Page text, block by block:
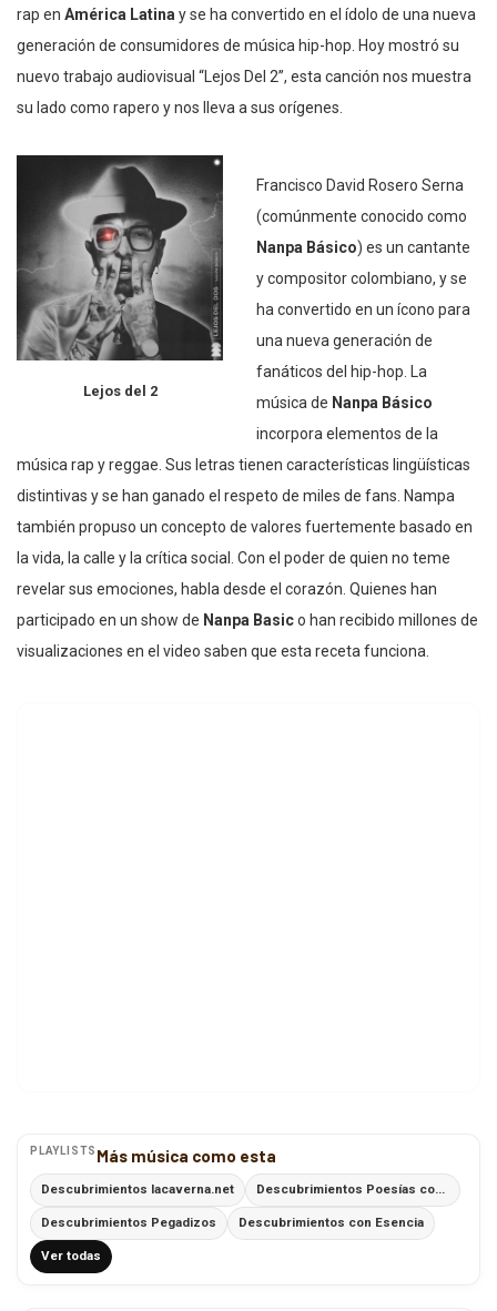
rap en América Latina y se ha convertido en el ídolo de una nueva
generación de consumidores de música hip-hop. Hoy mostró su
nuevo trabajo audiovisual “Lejos Del 2”, esta canción nos muestra
su lado como rapero y nos lleva a sus orígenes.
Lejos del 2
Francisco David Rosero Serna
(comúnmente conocido como
Nanpa Básico) es un cantante
y compositor colombiano, y se
ha convertido en un ícono para
una nueva generación de
fanáticos del hip-hop. La
música de Nanpa Básico
incorpora elementos de la
música rap y reggae. Sus letras tienen características lingüísticas
distintivas y se han ganado el respeto de miles de fans. Nampa
también propuso un concepto de valores fuertemente basado en
la vida, la calle y la crítica social. Con el poder de quien no teme
revelar sus emociones, habla desde el corazón. Quienes han
participado en un show de Nanpa Basico han recibido millones de
visualizaciones en el video saben que esta receta funciona.
PLAYLISTS Más música como esta
Descubrimientos lacaverna.net Descubrimientos Poesías con Ritmo
Descubrimientos Pegadizos Descubrimientos con Esencia
Ver todas